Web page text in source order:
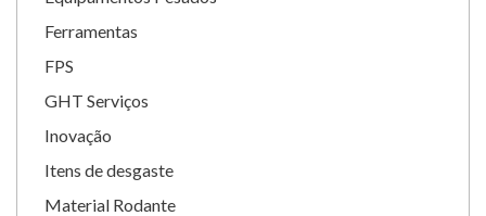
Ferramentas
FPS
GHT Serviços
Inovação
Itens de desgaste
Material Rodante